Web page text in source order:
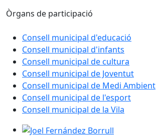
Òrgans de participació
Consell municipal d'educació
Consell municipal d'infants
Consell municipal de cultura
Consell municipal de Joventut
Consell municipal de Medi Ambient
Consell municipal de l'esport
Consell municipal de la Vila